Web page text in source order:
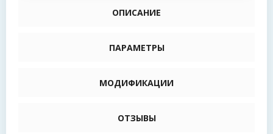
ОПИСАНИЕ
ПАРАМЕТРЫ
МОДИФИКАЦИИ
ОТЗЫВЫ